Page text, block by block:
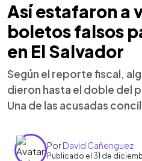
Así estafaron a
boletos falsos
en El Salvador
Según el reporte fiscal,
dieron hasta el doble del
Una de las acusadas
PorDavid Cañenguez
Publicado el 31 de